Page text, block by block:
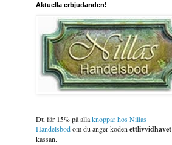
Aktuella erbjudanden!
Du får 15% på allaknoppar hos Nillas
Handelsbodom du anger koden ettlivvidhavet
kassan.